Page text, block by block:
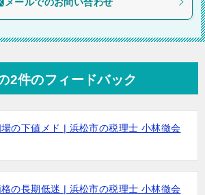
2件のフィードバック
場の下値メド | 浜松市の税理士 小林徹会
格の長期低迷 | 浜松市の税理士 小林徹会